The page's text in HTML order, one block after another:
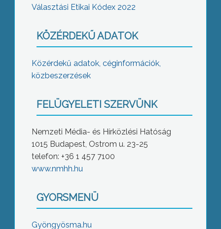
Választási Etikai Kódex 2022
KÖZÉRDEKŰ ADATOK
Közérdekű adatok, céginformációk,
közbeszerzések
FELÜGYELETI SZERVÜNK
Nemzeti Média- és Hírközlési Hatóság
1015 Budapest, Ostrom u. 23-25
telefon: +36 1 457 7100
www.nmhh.hu
GYORSMENÜ
Gyöngyösma.hu